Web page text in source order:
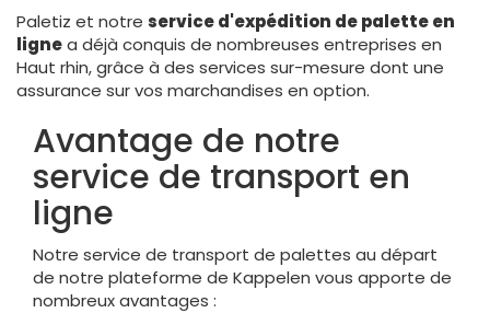
Paletiz et notre service d'expédition de palette en
lignea déjà conquis de nombreuses entreprises en
Haut rhin, grâce à des services sur-mesure dont une
assurance sur vos marchandises en option.
Avantage de notre
service de transport en
ligne
Notre service de transport de palettes au départ
de notre plateforme de Kappelen vous apporte de
nombreux avantages :